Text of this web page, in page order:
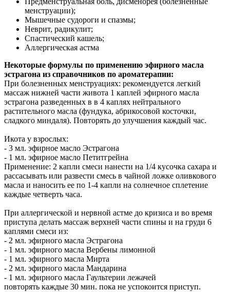
менструации);
Мышечные судороги и спазмы;
Неврит, радикулит;
Спастический кашель;
Аллергическая астма
Некоторые формулы по применению эфирного масла
эстрагона из справочников по ароматерапии:
При болезненных менструациях: рекомендуется легкий
массаж нижней части живота 1 каплей эфирного масла
эстрагона разведенных в в 4 каплях нейтрального
растительного масла (фундука, абрикосовой косточки,
сладкого миндаля). Повторять до улучшения каждый час.
Икота у взрослых:
- 3 мл. эфирное масло Эстрагона
- 1 мл. эфирное масло Петитгрейна
Применение: 2 капли смеси нанести на 1/4 кусочка сахара и
рассасывать или развести смесь в чайной ложке оливкового
масла и наносить ее по 1-4 капли на солнечное сплетение
каждые четверть часа.
При аллергической и нервной астме до кризиса и во время
приступа делать массаж верхней части спины и на груди 6
каплями смеси из:
- 2 мл. эфирного масла Эстрагона
- 1 мл. эфирного масла Вербены лимонной
- 1 мл. эфирного масла Мирта
- 2 мл. эфирного масла Мандарина
- 1 мл. эфирного масла Гаультерии лежачей
повторять каждые 30 мин. пока не успокоится приступ.